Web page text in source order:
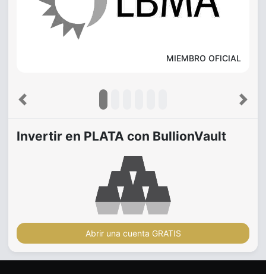
MIEMBRO OFICIAL
Previous Next
Invertir en PLATA con BullionVault
Abrir una cuenta GRATIS